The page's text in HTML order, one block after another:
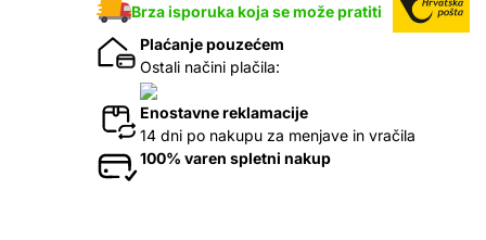
Brza isporuka koja se može pratiti
Plaćanje pouzećem
Ostali načini plačila:
Enostavne reklamacije
14 dni po nakupu za menjave in vračila
100% varen spletni nakup